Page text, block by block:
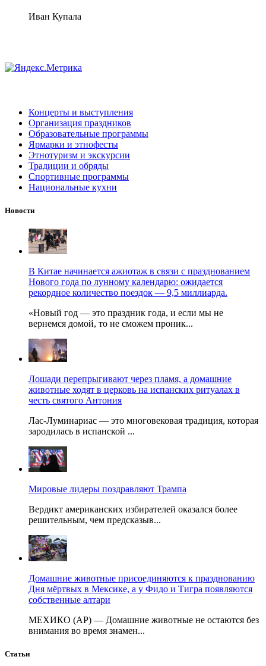
Иван Купала
Концерты и выступления
Организация праздников
Образовательные программы
Ярмарки и этнофесты
Этнотуризм и экскурсии
Традиции и обряды
Спортивные программы
Национальные кухни
Новости
В Китае начинается ажиотаж в связи с празднованием
Нового года по лунному календарю: ожидается
рекордное количество поездок — 9,5 миллиарда.
«Новый год — это праздник года, и если мы не
вернемся домой, то не сможем проник...
Лошади перепрыгивают через пламя, а домашние
животные ходят в церковь на испанских ритуалах в
честь святого Антония
Лас-Луминариас — это многовековая традиция, которая
зародилась в испанской ...
Мировые лидеры поздравляют Трампа
Вердикт американских избирателей оказался более
решительным, чем предсказыв...
Домашние животные присоединяются к празднованию
Дня мёртвых в Мексике, а у Фидо и Тигра появляются
собственные алтари
МЕХИКО (AP) — Домашние животные не остаются без
внимания во время знамен...
Статьи